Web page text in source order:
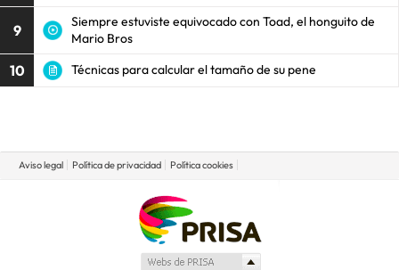
9
Siempre estuviste equivocado con Toad, el honguito de
Mario Bros
10 Técnicas para calcular el tamaño de su pene
Aviso legal Política de privacidad Política cookies